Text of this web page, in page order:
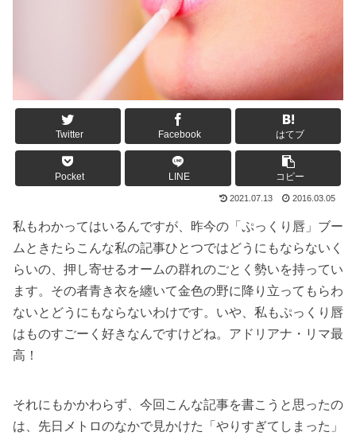
Twitter Facebook はてブ
Pocket LINE コピー
2021.07.13 2016.03.05
私もわかってはいるんですが、昨今の「ぷっくり唇」ブー
ムときたらこんな私の記事ひとつではどうにもならないく
らいの、押し寄せるオームの群れのごとく勢いを持ってい
ます。その者青き衣を纏いて金色の野に降り立ってもらわ
ないとどうにもならないわけです。いや、私もぷっくり唇
はものすごーく好きなんですけどね。アドリアナ・リマ最
高！
それにもかかわらず、今回こんな記事を書こうと思ったの
は、先日メトロのなかで見かけた「やりすぎてしまった」